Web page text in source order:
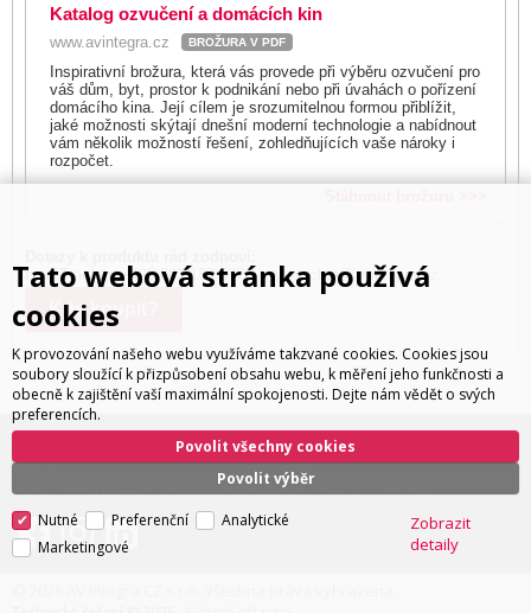
Katalog ozvučení a domácích kin
www.avintegra.cz BROŽURA V PDF
Inspirativní brožura, která vás provede při výběru ozvučení pro
váš dům, byt, prostor k podnikání nebo při úvahách o pořízení
domácího kina. Její cílem je srozumitelnou formou přiblížit,
jaké možnosti skýtají dnešní moderní technologie a nabídnout
vám několik možností řešení, zohledňujících vaše nároky i
rozpočet.
Ivan Trachta,+420 602 180 597, ivan.trachta@avintegra.cz
Kde koupit?
ivan.trachta@avintegra.cz
597
Servis: Alexej Rydzoň, servis@avintegra.sk,
Tato webová stránka používá
cookies
K provozování našeho webu využíváme takzvané cookies. Cookies jsou
soubory sloužící k přizpůsobení obsahu webu, k měření jeho funkčnosti a
obecně k zajištění vaší maximální spokojenosti. Dejte nám vědět o svých
preferencích.
Povolit výběr
Povolit všechny cookies
Nutné Preferenční
Analytické
Marketingové
Zobrazit
detaily